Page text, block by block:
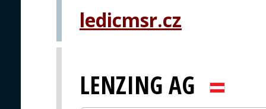
ledicmsr.cz
LENZING AG